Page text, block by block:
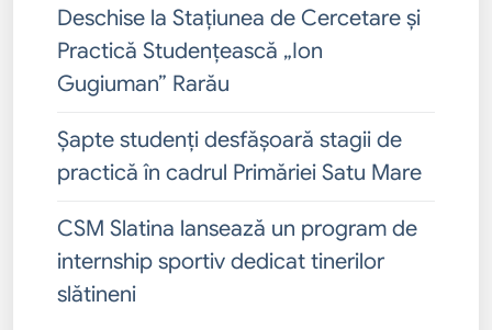
Deschise la Stațiunea de Cercetare și
Practică Studențească „Ion
Gugiuman” Rarău
Șapte studenți desfășoară stagii de
practică în cadrul Primăriei Satu Mare
CSM Slatina lansează un program de
internship sportiv dedicat tinerilor
slătineni